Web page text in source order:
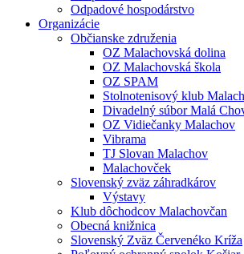
Odpadové hospodárstvo
Organizácie
Občianske združenia
OZ Malachovská dolina
OZ Malachovská škola
OZ SPAM
Stolnotenisový klub
Divadelný súbor Malá
OZ Vidiečanky Malachov
Vibrama
TJ Slovan Malachov
Malachovček
Slovenský zväz záhradkárov
Výstavy
Klub dôchodcov Malachovčan
Obecná knižnica
Slovenský Zväz Červenéko Kríža